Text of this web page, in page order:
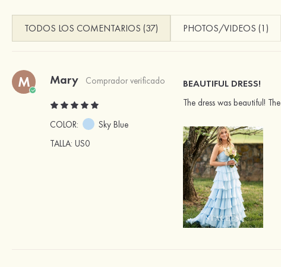
TODOS LOS COMENTARIOS (37) PHOTOS/VIDEOS (1)
M Mary Comprador verificado
COLOR:
Sky Blue
TALLA: US0
BEAUTIFUL DRESS!
The dress was beautiful!